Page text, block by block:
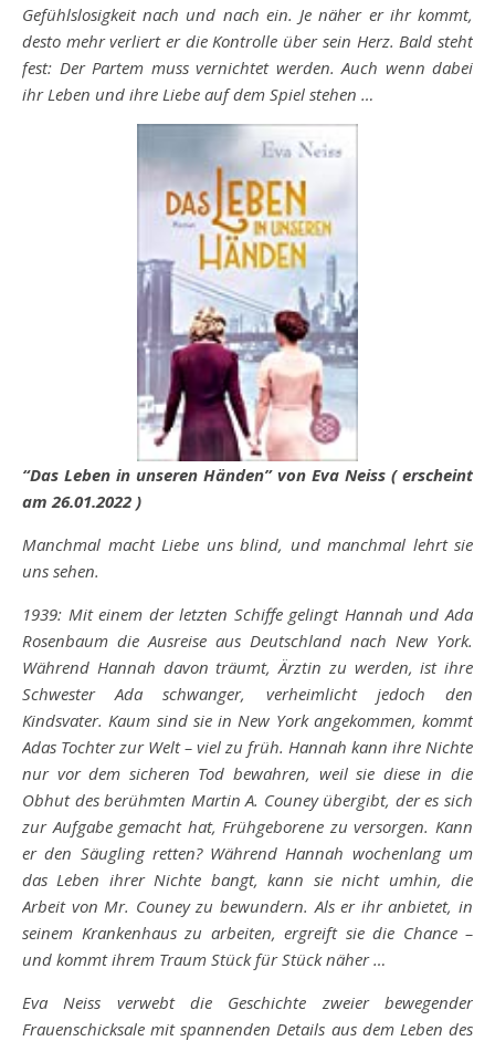
Gefühlslosigkeit nach und nach ein. Je näher er ihr kommt,
desto mehr verliert er die Kontrolle über sein Herz. Bald steht
fest: Der Partem muss vernichtet werden. Auch wenn dabei
ihr Leben und ihre Liebe auf dem Spiel stehen …
“Das Leben in unseren Händen” von Eva Neiss ( erscheint
am 26.01.2022 )
Manchmal macht Liebe uns blind, und manchmal lehrt sie
uns sehen.
1939: Mit einem der letzten Schiffe gelingt Hannah und Ada
Rosenbaum die Ausreise aus Deutschland nach New York.
Während Hannah davon träumt, Ärztin zu werden, ist ihre
Schwester Ada schwanger, verheimlicht jedoch den
Kindsvater. Kaum sind sie in New York angekommen, kommt
Adas Tochter zur Welt – viel zu früh. Hannah kann ihre Nichte
nur vor dem sicheren Tod bewahren, weil sie diese in die
Obhut des berühmten Martin A. Couney übergibt, der es sich
zur Aufgabe gemacht hat, Frühgeborene zu versorgen. Kann
er den Säugling retten? Während Hannah wochenlang um
das Leben ihrer Nichte bangt, kann sie nicht umhin, die
Arbeit von Mr. Couney zu bewundern. Als er ihr anbietet, in
seinem Krankenhaus zu arbeiten, ergreift sie die Chance –
und kommt ihrem Traum Stück für Stück näher …
Eva Neiss verwebt die Geschichte zweier bewegender
Frauenschicksale mit spannenden Details aus dem Leben des